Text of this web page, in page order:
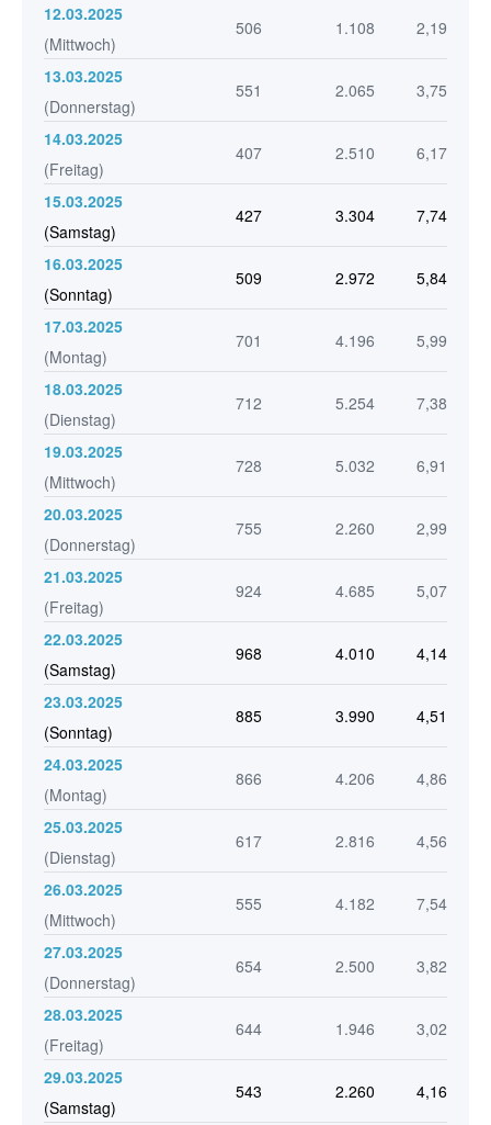
12.03.2025
(Mittwoch)
506 1.108 2,19
13.03.2025
(Donnerstag)
551 2.065 3,75
14.03.2025
(Freitag)
407 2.510 6,17
15.03.2025
(Samstag)
427 3.304 7,74
16.03.2025
(Sonntag)
509 2.972 5,84
17.03.2025
(Montag)
701 4.196 5,99
18.03.2025
(Dienstag)
712 5.254 7,38
19.03.2025
(Mittwoch)
728 5.032 6,91
20.03.2025
(Donnerstag)
755 2.260 2,99
21.03.2025
(Freitag)
924 4.685 5,07
22.03.2025
(Samstag)
968 4.010 4,14
23.03.2025
(Sonntag)
885 3.990 4,51
24.03.2025
(Montag)
866 4.206 4,86
25.03.2025
(Dienstag)
617 2.816 4,56
26.03.2025
(Mittwoch)
555 4.182 7,54
27.03.2025
(Donnerstag)
654 2.500 3,82
28.03.2025
(Freitag)
644 1.946 3,02
29.03.2025
(Samstag)
543 2.260 4,16